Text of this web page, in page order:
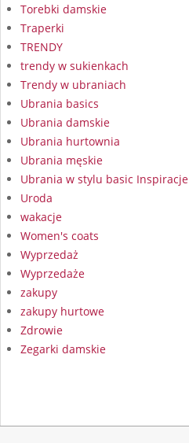
Torebki damskie
Traperki
TRENDY
trendy w sukienkach
Trendy w ubraniach
Ubrania basics
Ubrania damskie
Ubrania hurtownia
Ubrania męskie
Ubrania w stylu basic Inspiracje
Uroda
wakacje
Women's coats
Wyprzedaż
Wyprzedaże
zakupy
zakupy hurtowe
Zdrowie
Zegarki damskie